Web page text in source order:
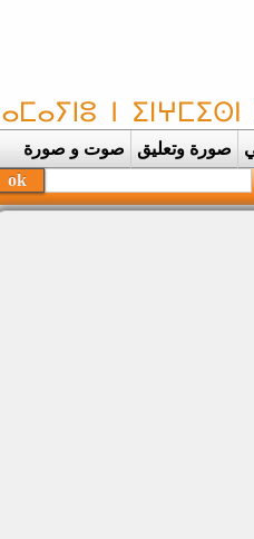
صورة وتعليق صوت و صورة